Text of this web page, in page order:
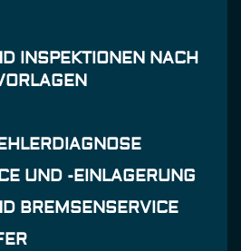
INSPEKTIONEN NACH
UND -EINLAGERUNG
BREMSENSERVICE